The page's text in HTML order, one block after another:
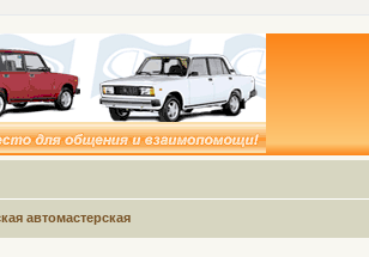
автомастерская